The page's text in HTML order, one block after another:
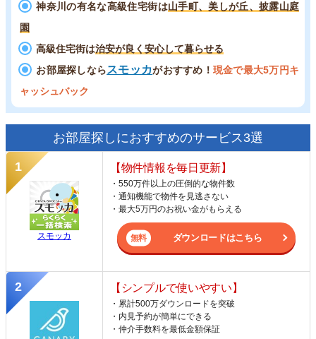
神奈川の有名な高級住宅街は山手町、美しが丘、披露山庭
園
高級住宅街は治安が良く安心して暮らせる
お部屋探しならスモッカがおすすめ！ 現金で最大5万円キ
ャッシュバック
お部屋探しにおすすめのサービス3選
スモッカ
【物件情報を毎日更新】
・550万件以上の圧倒的な物件数
・通知機能で物件を見逃さない
・最大5万円のお祝い金がもらえる
ダウンロードはこちら
【シンプルで使いやすい】
・累計500万ダウンロードを突破
・内見予約が簡単にできる
・仲介手数料を最低金額保証